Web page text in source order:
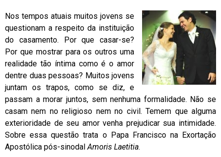
Nos tempos atuais muitos jovens se
questionam a respeito da instituição
do casamento. Por que casar-se?
Por que mostrar para os outros uma
realidade tão íntima como é o amor
dentre duas pessoas? Muitos jovens
juntam os trapos, como se diz, e
passam a morar juntos, sem nenhuma formalidade. Não se
casam nem no religioso nem no civil. Temem que alguma
exterioridade de seu amor venha prejudicar sua intimidade.
Sobre essa questão trata o Papa Francisco na Exortação
Apostólica pós-sinodal Amoris Laetitia.